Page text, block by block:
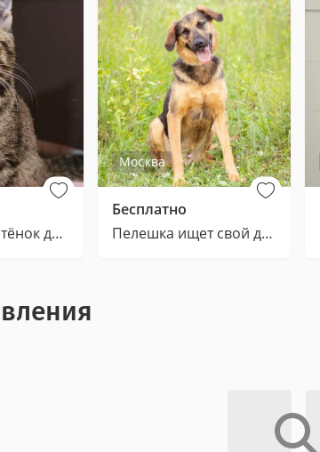
Домашний котёнок девочка в добрые руки
Москва
Бесплатно
Пелешка ищет свой дом